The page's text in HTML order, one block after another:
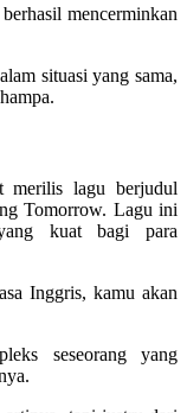
mencerminkan
situasi yang sama,
merilis lagu berjudul
Tomorrow. Lagu ini
kuat bagi para
Inggris, kamu akan
seseorang yang